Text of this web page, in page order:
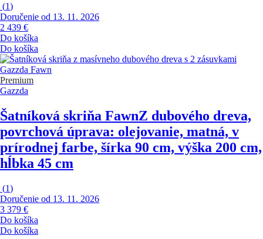
(1)
Doručenie od 13. 11. 2026
2 439 €
Do košíka
Do košíka
Premium
Gazzda
Šatníková skriňa FawnZ dubového dreva,
povrchová úprava: olejovanie, matná, v
prírodnej farbe, šírka 90 cm, výška 200 cm,
hĺbka 45 cm
(1)
Doručenie od 13. 11. 2026
3 379 €
Do košíka
Do košíka